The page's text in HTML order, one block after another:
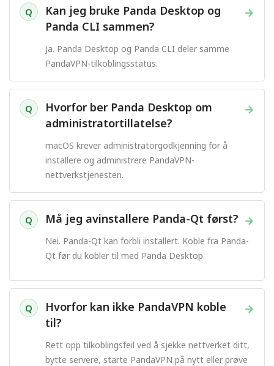
Q →
Kan jeg bruke Panda Desktop og
Panda CLI sammen?
Ja. Panda Desktop og Panda CLI deler samme
PandaVPN-tilkoblingsstatus.
Q →
Hvorfor ber Panda Desktop om
administratortillatelse?
macOS krever administratorgodkjenning for å
installere og administrere PandaVPN-
nettverkstjenesten.
Q →
Må jeg avinstallere Panda-Qt først?
Nei. Panda-Qt kan forbli installert. Koble fra Panda-
Qt før du kobler til med Panda Desktop.
Q →
Hvorfor kan ikke PandaVPN koble
til?
Rett opp tilkoblingsfeil ved å sjekke nettverket ditt,
bytte servere, starte PandaVPN på nytt eller prøve